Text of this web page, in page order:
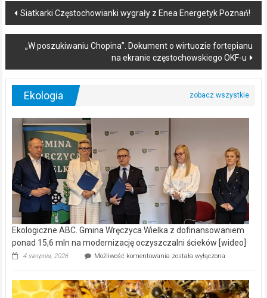
Post
navigation
Siatkarki Częstochowianki wygrały z Enea Energetyk Poznań!
„W poszukiwaniu Chopina”. Dokument o wirtuozie fortepianu
na ekranie częstochowskiego OKF-u
Ekologia
Ekologiczne ABC. Gmina Wręczyca Wielka z dofinansowaniem
ponad 15,6 mln na modernizację oczyszczalni ścieków [wideo]
4 sierpnia, 2026 Możliwość komentowania Ekologiczne
Wręczyca
Wielka
została wyłączona